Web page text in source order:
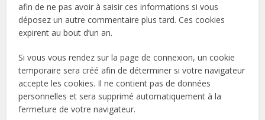
afin de ne pas avoir à saisir ces informations si vous
déposez un autre commentaire plus tard. Ces cookies
expirent au bout d’un an.
Si vous vous rendez sur la page de connexion, un cookie
temporaire sera créé afin de déterminer si votre navigateur
accepte les cookies. Il ne contient pas de données
personnelles et sera supprimé automatiquement à la
fermeture de votre navigateur.